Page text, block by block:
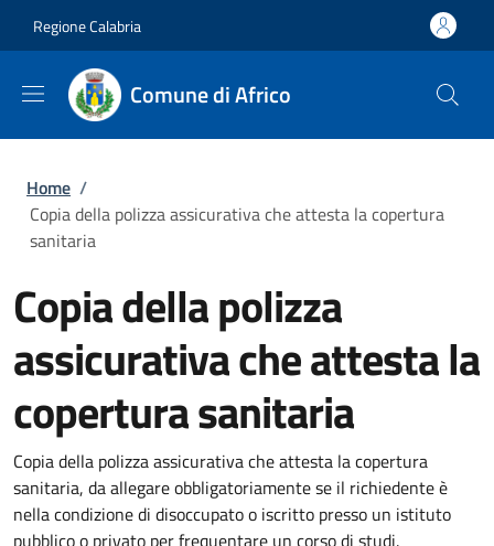
Regione Calabria
Comune di Africo
Briciole di pane
Home /
Copia della polizza assicurativa che attesta la copertura
sanitaria
Copia della polizza
assicurativa che attesta la
copertura sanitaria
Copia della polizza assicurativa che attesta la copertura
sanitaria, da allegare obbligatoriamente se il richiedente è
nella condizione di disoccupato o iscritto presso un istituto
pubblico o privato per frequentare un corso di studi.